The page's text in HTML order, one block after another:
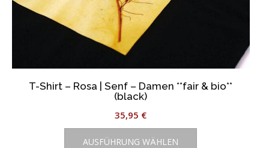
T-Shirt – Rosa | Senf – Damen **fair & bio**
(black)
35,95 €
AUSFÜHRUNG WÄHLEN
Dieses